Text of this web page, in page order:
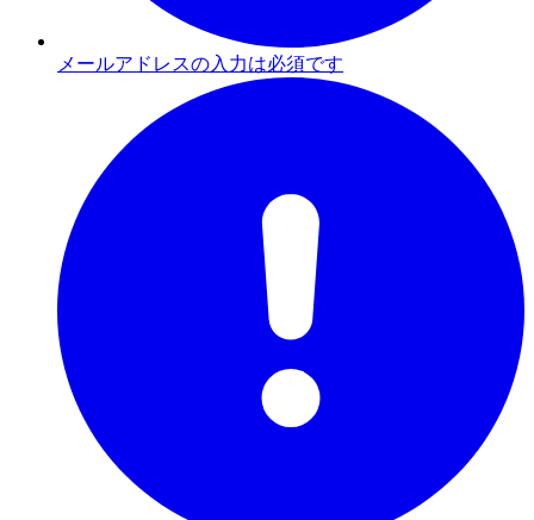
メールアドレスの入力は必須です